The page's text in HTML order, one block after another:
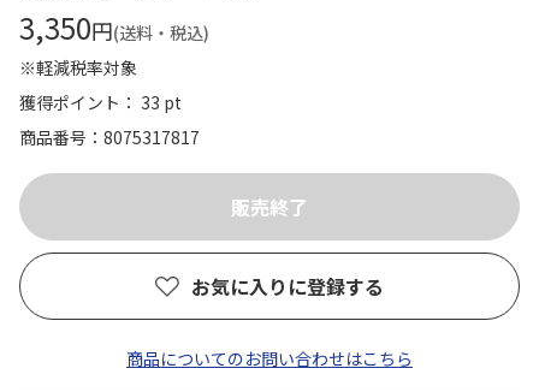
3,350円(送料・税込)
※軽減税率対象
獲得ポイント： 33 pt
商品番号
8075317817
お気に入りに登録する
商品についてのお問い合わせはこちら